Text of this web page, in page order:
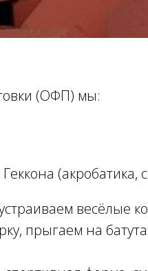
(ОФП) мы:
(акробатика,
весёлые
прыгаем на